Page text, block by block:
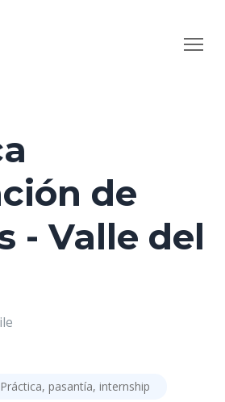
de
- Valle del
Práctica, pasantía, internship